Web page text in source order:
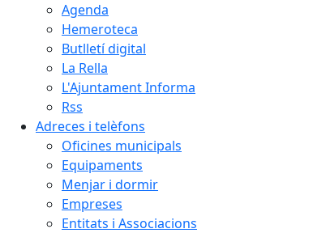
Agenda
Hemeroteca
Butlletí digital
La Rella
L'Ajuntament Informa
Rss
Adreces i telèfons
Oficines municipals
Equipaments
Menjar i dormir
Empreses
Entitats i Associacions